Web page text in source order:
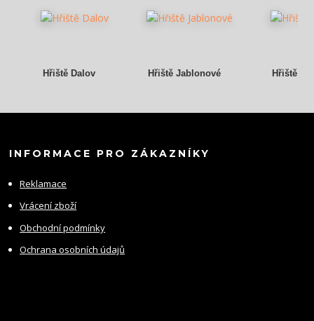
Hřiště Dalov Hřiště Jablonové Hřiště
INFORMACE PRO ZÁKAZNÍKY
Reklamace
Vrácení zboží
Obchodní podmínky
Ochrana osobních údajů